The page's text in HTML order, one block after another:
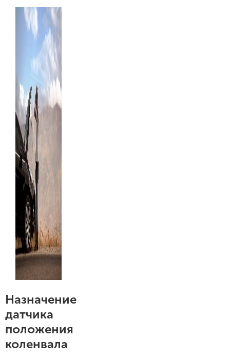
Назначение
датчика
положения
коленвала